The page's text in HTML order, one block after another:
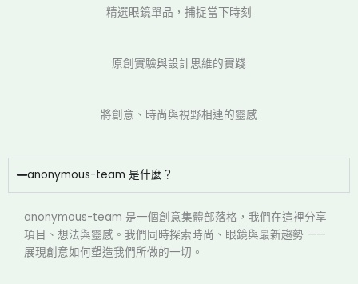
精選眼鏡單品，捕捉當下時刻
原創實驗與設計思維的實踐
將創意、時尚與視野相連的靈感
anonymous-team 是什麼？
anonymous-team 是一個創意集體部落格，我們在這裡分享
項目、想法與靈感。我們同時探索時尚、眼鏡與最新趨勢 ——
展現創意如何塑造我們所做的一切。